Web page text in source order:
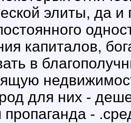
элиты, да
капиталов,
в
для них -
пропаганда -